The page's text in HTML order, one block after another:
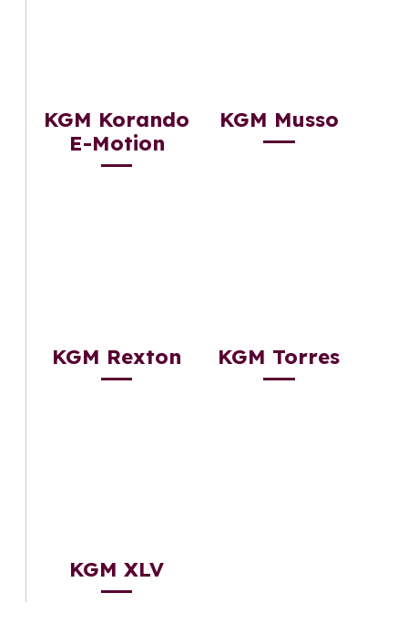
KGM Korando
E-Motion
KGM Musso
KGM Rexton KGM Torres
KGM XLV